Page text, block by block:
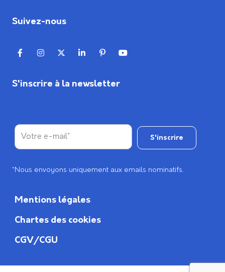
Suivez-nous
S'inscrire à la newsletter
*Nous envoyons uniquement aux emails nominatifs.
Mentions légales
Chartes des cookies
CGV/CGU